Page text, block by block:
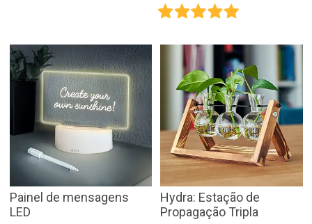
Painel de mensagens
LED
Hydra: Estação de
Propagação Tripla